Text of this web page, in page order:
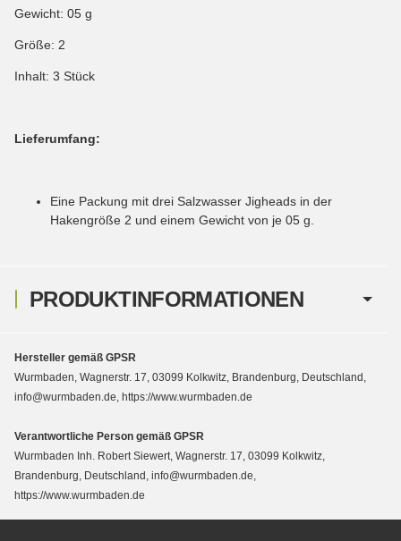
PRODUKTINFORMATIONEN
Gewicht: 05 g
Größe: 2
Inhalt: 3 Stück
Lieferumfang:
Eine Packung mit drei Salzwasser Jigheads in der
Hakengröße 2 und einem Gewicht von je 05 g.
Hersteller gemäß GPSR
Wurmbaden, Wagnerstr. 17, 03099 Kolkwitz, Brandenburg, Deutschland,
info@wurmbaden.de, https://www.wurmbaden.de
Verantwortliche Person gemäß GPSR
Wurmbaden Inh. Robert Siewert, Wagnerstr. 17, 03099 Kolkwitz,
Brandenburg, Deutschland, info@wurmbaden.de,
https://www.wurmbaden.de